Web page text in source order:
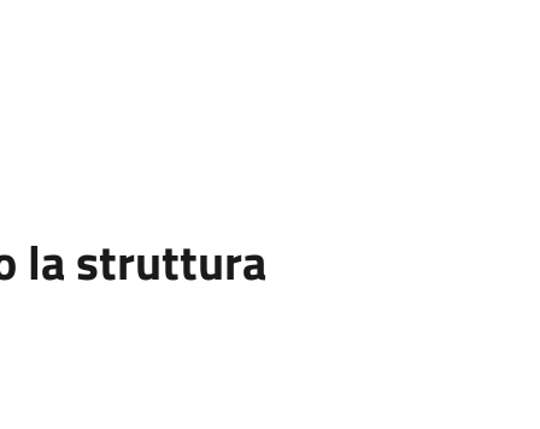
la struttura